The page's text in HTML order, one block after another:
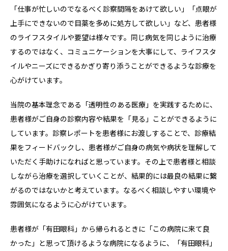
「仕事が忙しいのでなるべく診察間隔をあけて欲しい」「点眼が
上手にできないので目薬を多めに処方して欲しい」など、患者様
のライフスタイルや要望は様々です。同じ病気を同じように治療
するのではなく、コミュニケーションを大事にして、ライフスタ
イルやニーズにできるかぎり寄り添うことができるような診療を
心がけています。
当院の基本理念である「透明性のある医療」を実践するために、
患者様がご自身の診察内容や結果を「見る」ことができるように
しています。診察レポートを患者様にお渡しすることで、診療結
果をフィードバックし、患者様がご自身の病気や病状を理解して
いただく手助けになればと思っています。その上で患者様と相談
しながら治療を選択していくことが、結果的には最良の結果に繋
がるのではないかと考えています。なるべく相談しやすい環境や
雰囲気になるように心がけています。
患者様が「有田眼科」から帰られるときに「この病院に来て良
かった」と思って頂けるような病院になるように、「有田眼科」